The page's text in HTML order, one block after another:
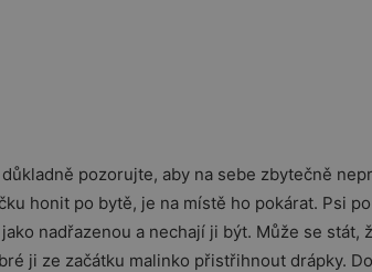
pozorujte, aby na sebe zbytečně
honit po bytě, je na místě ho pokárat. Psi
nadřazenou a nechají ji být. Může se stát,
ji ze začátku malinko přistřihnout drápky.